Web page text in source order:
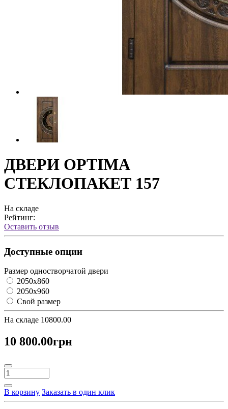
ДВЕРИ OPTIMA
СТЕКЛОПАКЕТ 157
На складе
Рейтинг:
Оставить отзыв
Доступные опции
Размер одностворчатой двери
2050х860
2050х960
Свой размер
На складе 10800.00
10 800.00грн
В корзину Заказать в один клик